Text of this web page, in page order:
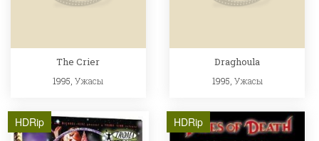
The Crier
1995,Ужасы
Draghoula
1995, Ужасы
HDRip HDRip